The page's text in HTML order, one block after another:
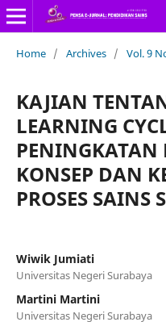
Home / Archives / Vol. 9
KAJIAN
LEARNING
KONSEP DAN
PROSES SAINS
Wiwik Jumiati
Universitas Negeri Surabaya
Martini Martini
Universitas Negeri Surabaya